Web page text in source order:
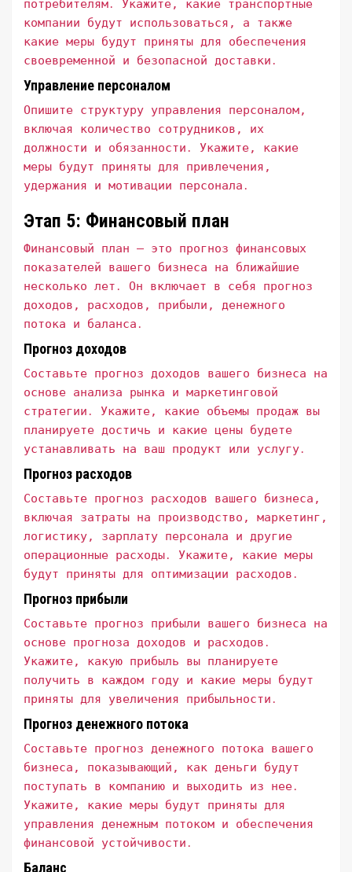
потребителям․ Укажите, какие транспортные
компании будут использоваться, а также
какие меры будут приняты для обеспечения
своевременной и безопасной доставки․
Управление персоналом
Опишите структуру управления персоналом,
включая количество сотрудников, их
должности и обязанности․ Укажите, какие
меры будут приняты для привлечения,
удержания и мотивации персонала․
Этап 5: Финансовый план
Финансовый план – это прогноз финансовых
показателей вашего бизнеса на ближайшие
несколько лет․ Он включает в себя прогноз
доходов, расходов, прибыли, денежного
потока и баланса․
Прогноз доходов
Составьте прогноз доходов вашего бизнеса на
основе анализа рынка и маркетинговой
стратегии․ Укажите, какие объемы продаж вы
планируете достичь и какие цены будете
устанавливать на ваш продукт или услугу․
Прогноз расходов
Составьте прогноз расходов вашего бизнеса,
включая затраты на производство, маркетинг,
логистику, зарплату персонала и другие
операционные расходы․ Укажите, какие меры
будут приняты для оптимизации расходов․
Прогноз прибыли
Составьте прогноз прибыли вашего бизнеса на
основе прогноза доходов и расходов․
Укажите, какую прибыль вы планируете
получить в каждом году и какие меры будут
приняты для увеличения прибыльности․
Прогноз денежного потока
Составьте прогноз денежного потока вашего
бизнеса, показывающий, как деньги будут
поступать в компанию и выходить из нее․
Укажите, какие меры будут приняты для
управления денежным потоком и обеспечения
финансовой устойчивости․
Баланс